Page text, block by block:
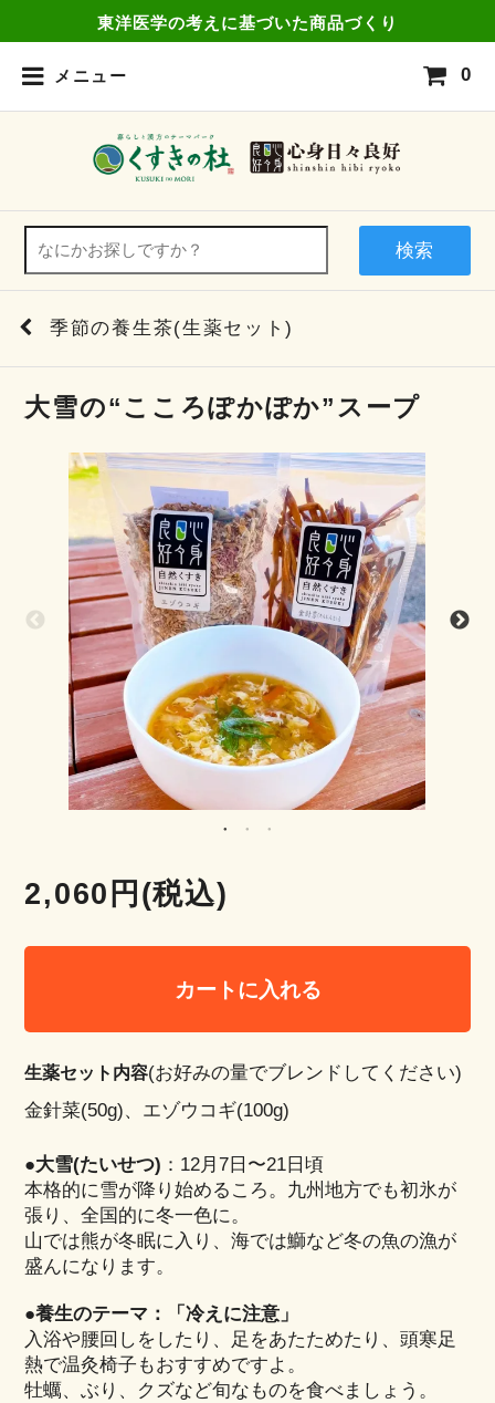
東洋医学の考えに基づいた商品づくり
メニュー 0
検索
季節の養生茶(生薬セット)
大雪の“こころぽかぽか”スープ
2,060円(税込)
カートに入れる
生薬セット内容(お好みの量でブレンドしてください)
金針菜(50g)、エゾウコギ(100g)
●大雪(たいせつ) ：12月7日〜21日頃
本格的に雪が降り始めるころ。九州地方でも初氷が
張り、全国的に冬一色に。
山では熊が冬眠に入り、海では鰤など冬の魚の漁が
盛んになります。
●養生のテーマ：「冷えに注意」
入浴や腰回しをしたり、足をあたためたり、頭寒足
熱で温灸椅子もおすすめですよ。
牡蠣、ぶり、クズなど旬なものを食べましょう。